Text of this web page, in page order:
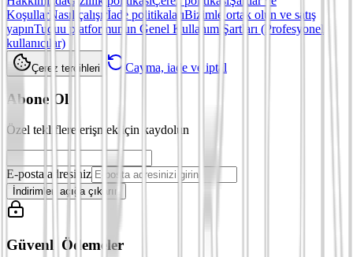
KoşullarNasıl çalışırİade politikalarıBizimle ortak olun ve satış
yapınTuduu platformunun Genel Kullanım Şartları (Profesyonel
kullanıcılar)
Çerez tercihleri Cayma, iade ve iptal
Abone Ol
Özel tekliflere erişmek için kaydolun
E-posta adresiniz
İndirimleri açığa çıkarın
Güvenli Ödemeler